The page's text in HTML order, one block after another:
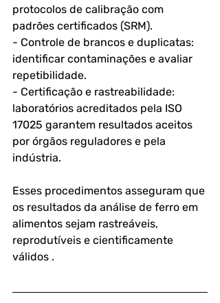
protocolos de calibração com
padrões certificados (SRM).
- Controle de brancos e duplicatas:
identificar contaminações e avaliar
repetibilidade.
- Certificação e rastreabilidade:
laboratórios acreditados pela ISO
17025 garantem resultados aceitos
por órgãos reguladores e pela
indústria.
Esses procedimentos asseguram que
os resultados da análise de ferro em
alimentos sejam rastreáveis,
reprodutíveis e cientificamente
válidos .